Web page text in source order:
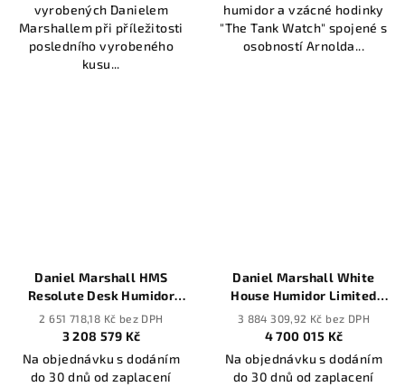
vyrobených Danielem
Marshallem při příležitosti
posledního vyrobeného
kusu...
humidor a vzácné hodinky
"The Tank Watch" spojené s
osobností Arnolda...
Daniel Marshall HMS
Resolute Desk Humidor
Limited Edition of 10 pcs
worldwide
2 651 718,18 Kč bez DPH
3 208 579 Kč
Na objednávku s dodáním
do 30 dnů od zaplacení
Daniel Marshall White
House Humidor Limited
Edition 10 pcs worldwide
3 884 309,92 Kč bez DPH
4 700 015 Kč
Na objednávku s dodáním
do 30 dnů od zaplacení